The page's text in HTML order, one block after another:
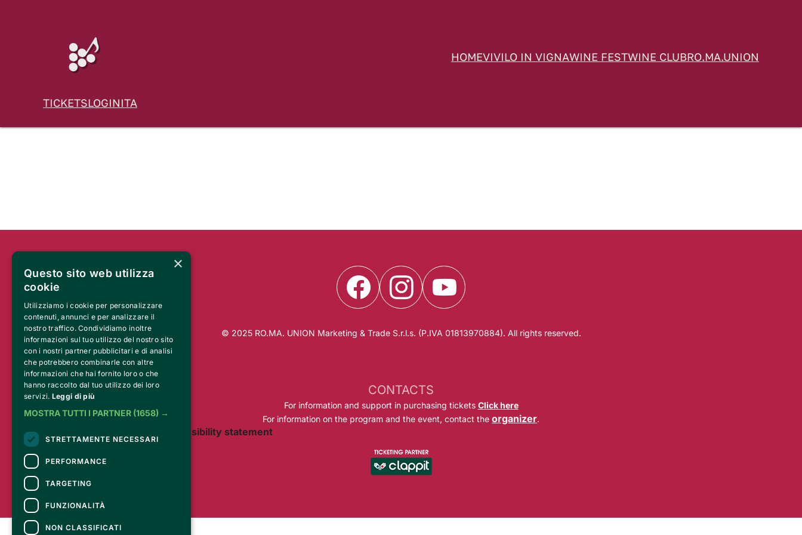
HOMEVIVILO IN VIGNAWINE FESTWINE CLUBRO.MA.UNION
TICKETSLOGINITA
© 2025 RO.MA. UNION Marketing & Trade S.r.l.s. (P.IVA 01813970884). All rights reserved.
CONTACTS
For information and support in purchasing tickets Click here
For information on the program and the event, contact the organizer.
Accessibility statement
×
Questo sito web utilizza
cookie
Utilizziamo i cookie per personalizzare
contenuti, annunci e per analizzare il
nostro traffico. Condividiamo inoltre
informazioni sul tuo utilizzo del nostro sito
con i nostri partner pubblicitari e di analisi
che potrebbero combinarle con altre
informazioni che hai fornito loro o che
hanno raccolto dal tuo utilizzo dei loro
servizi. Leggi di più
MOSTRA TUTTI I PARTNER (1658) →
STRETTAMENTE NECESSARI
PERFORMANCE
TARGETING
FUNZIONALITÀ
NON CLASSIFICATI